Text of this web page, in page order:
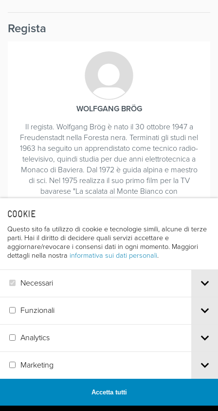
COOKIE
Questo sito fa utilizzo di cookie e tecnologie simili, alcune di terze
parti. Hai il diritto di decidere quali servizi accettare e
aggiornare/revocare i consensi dati in ogni momento. Maggiori
dettagli nella nostra informativa sui dati personali.
Necessari
Funzionali
Analytics
Marketing
Accetta tutti
Regista
WOLFGANG BRÖG
Il regista. Wolfgang Brög è nato il 30 ottobre 1947 a
Freudenstadt nella Foresta nera. Terminati gli studi nel
1963 ha seguito un apprendistato come tecnico radio-
televisivo, quindi studia per due anni elettrotecnica a
Monaco di Baviera. Dal 1972 è guida alpina e maestro
di sci. Nel 1975 realizza il suo primo film per la TV
bavarese "La scalata al Monte Bianco con
attraversamento della cresta di Peuterey". Seguono "In
barca verso l'ignoto" (premiato a Trento nel 1977) e
vita delle tribù indigene, e realizza poi vari altri
documentari. Nel 1978 ha vinto a Trento il premio per il
miglior film di esplorazione con il film "An einem Fluss
KILOMETER MYTHOS DER AMAZONAS - DIE QUELLE”
Via S.Croce, 67 | 38122 Trento - Italy
Tel.+39 0461 986120
MADE BY ARTICA